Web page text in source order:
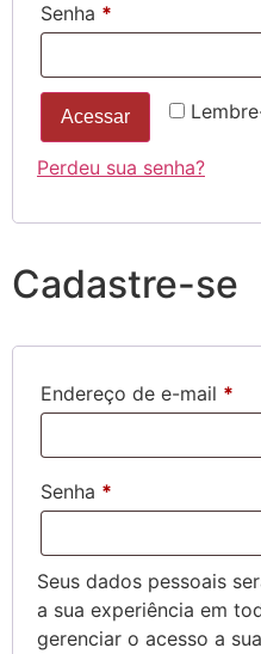
Senha *
Acessar
Perdeu sua senha?
Cadastre-se
Endereço de e-mail *
Senha *
Seus dados pessoais
a sua experiência em
gerenciar o acesso a